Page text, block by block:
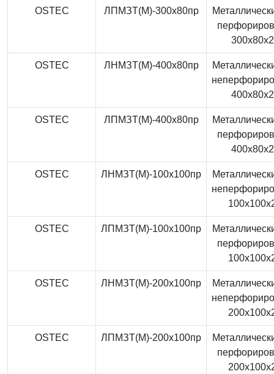
OSTEC ЛПМЗТ(М)-300x80пр
OSTEC ЛНМЗТ(М)-400x80пр
OSTEC ЛПМЗТ(М)-400x80пр
OSTEC ЛНМЗТ(М)-100x100пр
OSTEC ЛПМЗТ(М)-100x100пр
OSTEC ЛНМЗТ(М)-200x100пр
OSTEC ЛПМЗТ(М)-200x100пр